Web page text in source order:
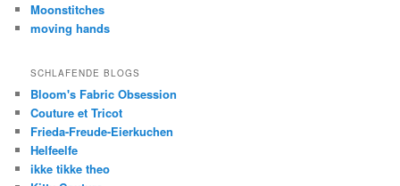
Moonstitches
moving hands
SCHLAFENDE BLOGS
Bloom's Fabric Obsession
Couture et Tricot
Frieda-Freude-Eierkuchen
Helfeelfe
ikke tikke theo